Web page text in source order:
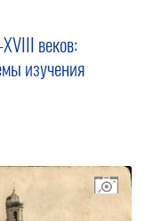
веков:
изучения